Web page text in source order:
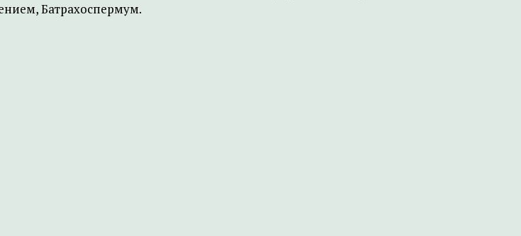
Батрахоспермум.